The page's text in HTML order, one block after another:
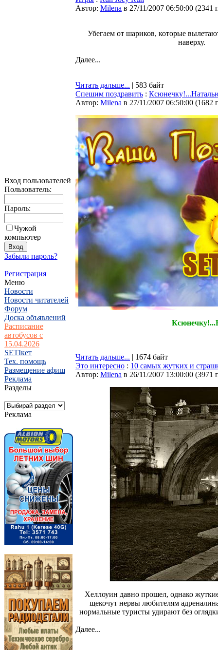
Вход пользователей
Пользователь:
Пароль:
Чужой
компьютер
Забыли пароль?
Регистрация
Меню
Новости
Новости читателей
Форум
Доска объявлений
Расписание
автобусов с
15.04.2026
SETIкет
Тех. помощь
Размещение афиш
Реклама
Разделы
Реклама
Автор: Milena в 27/11/2007 06:50:00 (2341
Убегаем от шариков, которые
наверху.
Далее...
Читать дальше... | 583 байт
Спешим поздравить :
Автор: Milena в 27/11/2007 06:50:00 (1682
Читать дальше... | 1674 байт
Это интересно : 10 самых жутких и
Автор: Milena в 26/11/2007 13:00:00 (3971
Хеллоуин давно прошел, однако
щекочут нервы любителям
нормальные туристы удирают без
Далее...